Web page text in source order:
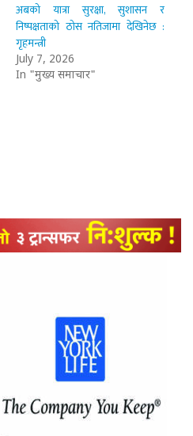
अबको यात्रा सुरक्षा, सुशासन र
निष्पक्षताको ठोस नतिजामा देखिनेछ :
गृहमन्त्री
July 7, 2026
In "मुख्य समाचार"